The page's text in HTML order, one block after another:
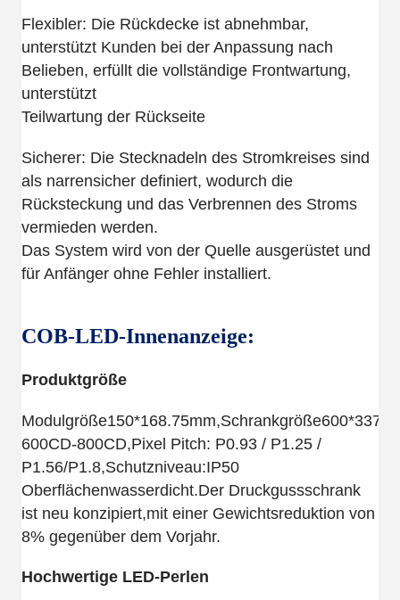
Flexibler: Die Rückdecke ist abnehmbar,
unterstützt Kunden bei der Anpassung nach
Belieben, erfüllt die vollständige Frontwartung,
unterstützt
Teilwartung der Rückseite
Sicherer: Die Stecknadeln des Stromkreises sind
als narrensicher definiert, wodurch die
Rücksteckung und das Verbrennen des Stroms
vermieden werden.
Das System wird von der Quelle ausgerüstet und
für Anfänger ohne Fehler installiert.
COB-LED-Innenanzeige:
Produktgröße
600CD-800CD,Pixel Pitch: P0.93 / P1.25 /
P1.56/P1.8,Schutzniveau:IP50
Oberflächenwasserdicht.Der Druckgussschrank
ist neu konzipiert,mit einer Gewichtsreduktion von
8% gegenüber dem Vorjahr.
Hochwertige LED-Perlen